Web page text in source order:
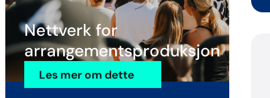
Nettverk for
arrangementsproduksjon
Les mer om dette